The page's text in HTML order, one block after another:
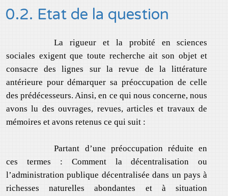
0.2. Etat de la question
La rigueur et la probité en sciences
sociales exigent que toute recherche ait son objet et
consacre des lignes sur la revue de la littérature
antérieure pour démarquer sa préoccupation de celle
des prédécesseurs. Ainsi, en ce qui nous concerne, nous
avons lu des ouvrages, revues, articles et travaux de
mémoires et avons retenus ce qui suit :
Partant d’une préoccupation réduite en
ces termes : Comment la décentralisation ou
l’administration publique décentralisée dans un pays à
richesses naturelles abondantes et à situation